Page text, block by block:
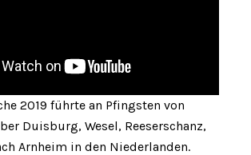
2019 führte an Pfingsten von
Duisburg, Wesel, Reeserschanz,
Arnheim in den Niederlanden.